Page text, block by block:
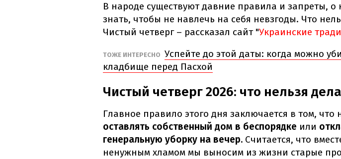
В народе существуют давние правила и запреты, о
знать, чтобы не навлечь на себя невзгоды. Что
Чистый четверг – рассказал сайт "Украинские
ТОЖЕ ИНТЕРЕСНО Успейте до этой даты: когда можно
кладбище перед Пасхой
Чистый четверг 2026: что нельзя
Главное правило этого дня заключается в том, что
оставлять собственный дом в беспорядке или
генеральную уборку на вечер. Считается, что
ненужным хламом мы выносим из жизни старые